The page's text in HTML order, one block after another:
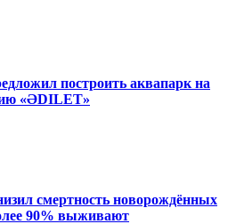
построить аквапарк на
«ӘDILET»
смертность новорождённых
90% выживают